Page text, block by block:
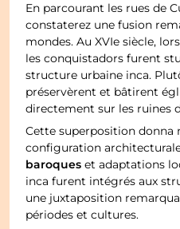
En parcourant les rues de
constaterez une fusion
mondes. Au XVIe siècle,
les conquistadors furent
structure urbaine inca.
préservèrent et bâtirent
directement sur les ruines
Cette superposition donna
configuration
baroques et adaptations
inca furent intégrés aux
une juxtaposition
périodes et cultures.